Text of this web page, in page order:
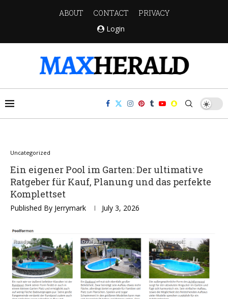
ABOUT CONTACT
PRIVACY
Login
Uncategorized
Ein eigener Pool im Garten: Der ultimative
Ratgeber für Kauf, Planung und das perfekte
Komplettset
Published By Jerrymark July 3, 2026